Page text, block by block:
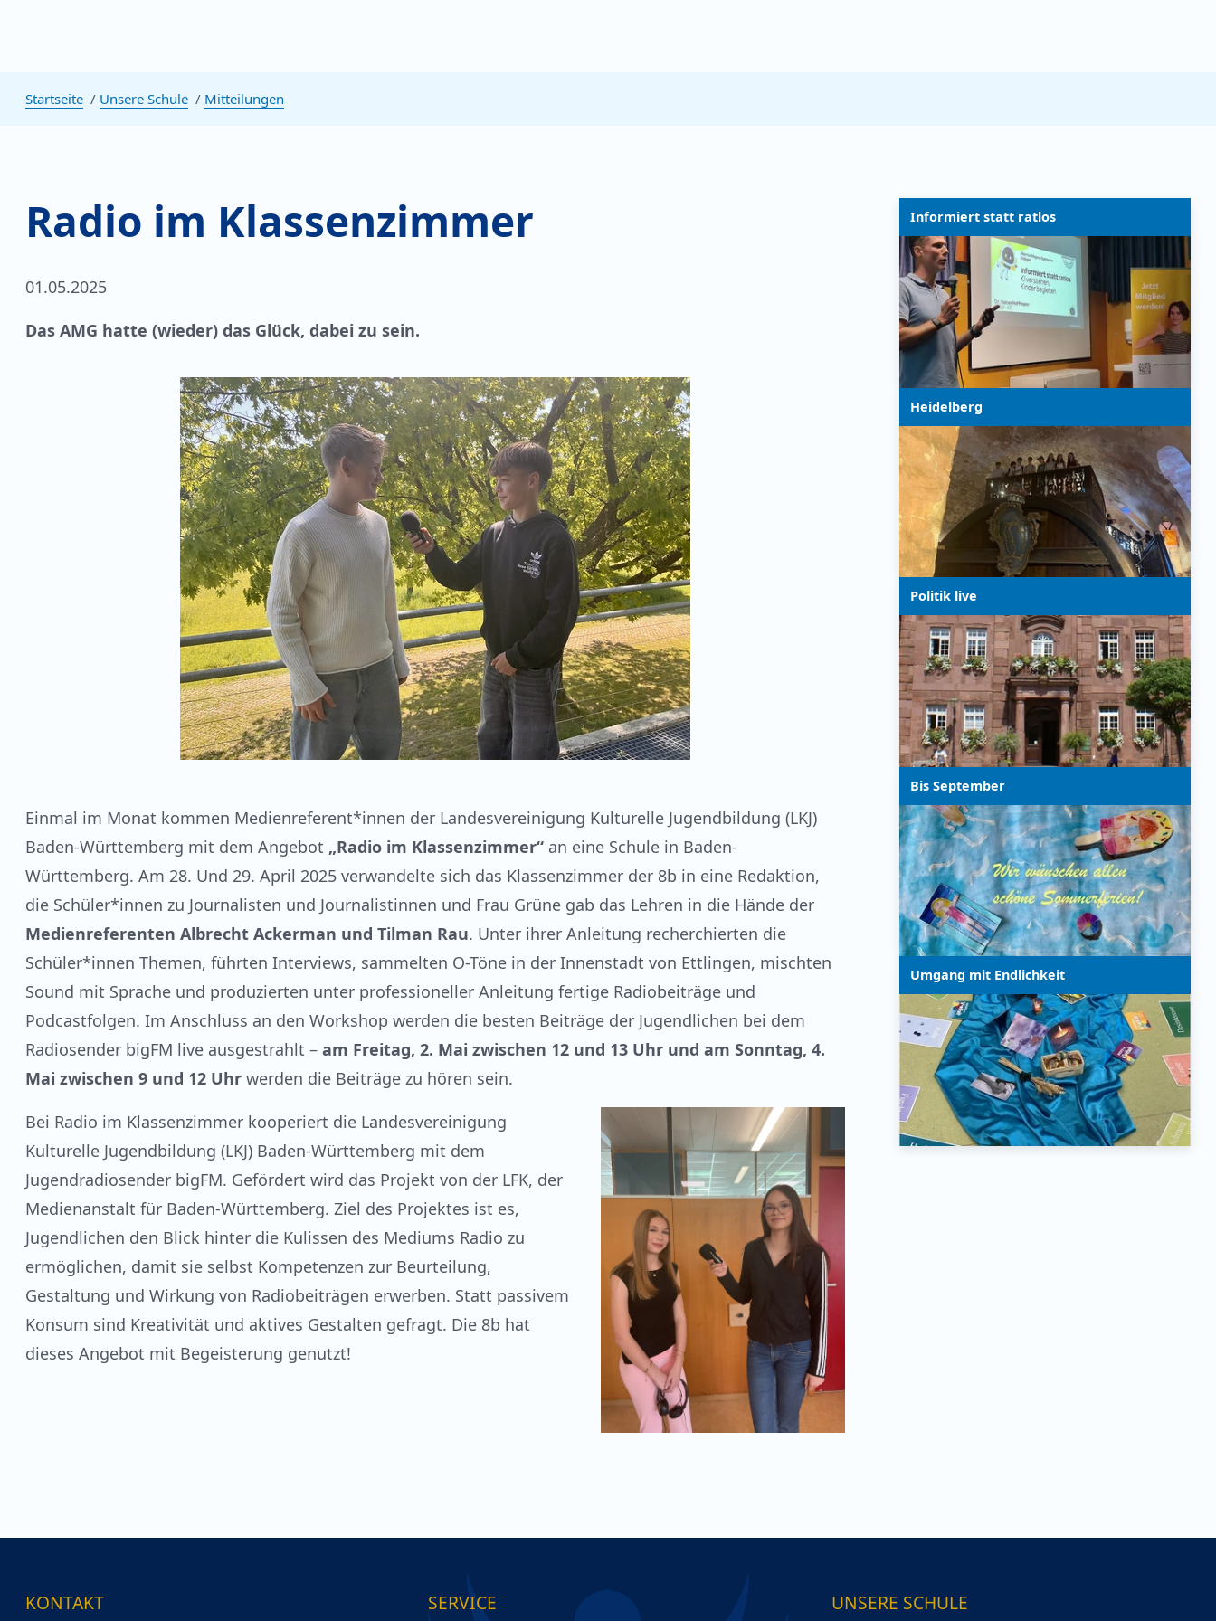
Startseite Unsere Schule Mitteilungen
Radio im Klassenzimmer
01.05.2025
Das AMG hatte (wieder) das Glück, dabei zu sein.
Einmal im Monat kommen Medienreferent*innen der Landesvereinigung Kulturelle Jugendbildung (LKJ)
Baden-Württemberg mit dem Angebot „Radio im Klassenzimmer“ an eine Schule in Baden-
Württemberg. Am 28. Und 29. April 2025 verwandelte sich das Klassenzimmer der 8b in eine Redaktion,
die Schüler*innen zu Journalisten und Journalistinnen und Frau Grüne gab das Lehren in die Hände der
Medienreferenten Albrecht Ackerman und Tilman Rau. Unter ihrer Anleitung recherchierten die
Schüler*innen Themen, führten Interviews, sammelten O-Töne in der Innenstadt von Ettlingen, mischten
Sound mit Sprache und produzierten unter professioneller Anleitung fertige Radiobeiträge und
Podcastfolgen. Im Anschluss an den Workshop werden die besten Beiträge der Jugendlichen bei dem
Radiosender bigFM live ausgestrahlt – am Freitag, 2. Mai zwischen 12 und 13 Uhr und am Sonntag, 4.
Mai zwischen 9 und 12 Uhr werden die Beiträge zu hören sein.
Bei Radio im Klassenzimmer kooperiert die Landesvereinigung
Kulturelle Jugendbildung (LKJ) Baden-Württemberg mit dem
Jugendradiosender bigFM. Gefördert wird das Projekt von der LFK, der
Medienanstalt für Baden-Württemberg. Ziel des Projektes ist es,
Jugendlichen den Blick hinter die Kulissen des Mediums Radio zu
ermöglichen, damit sie selbst Kompetenzen zur Beurteilung,
Gestaltung und Wirkung von Radiobeiträgen erwerben. Statt passivem
Konsum sind Kreativität und aktives Gestalten gefragt. Die 8b hat
dieses Angebot mit Begeisterung genutzt!
Informiert statt ratlos
Heidelberg
Politik live
Bis September
Umgang mit Endlichkeit
KONTAKT SERVICE UNSERE SCHULE